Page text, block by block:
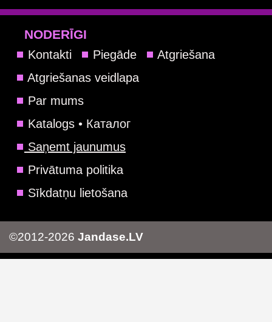
NODERĪGI
Kontakti Piegāde
Atgriešana
Atgriešanas veidlapa
Par mums
Katalogs • Каталог
Saņemt jaunumus
Privātuma politika
Sīkdatņu lietošana
©2012-2026 Jandase.LV